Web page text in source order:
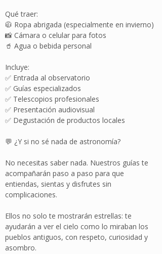
Qué traer:
🧥 Ropa abrigada (especialmente en invierno)
📸 Cámara o celular para fotos
🥤 Agua o bebida personal
Incluye:
✅ Entrada al observatorio
✅ Guías especializados
✅ Telescopios profesionales
✅ Presentación audiovisual
✅ Degustación de productos locales
💬 ¿Y si no sé nada de astronomía?
No necesitas saber nada. Nuestros guías te
acompañarán paso a paso para que
entiendas, sientas y disfrutes sin
complicaciones.
Ellos no solo te mostrarán estrellas: te
ayudarán a ver el cielo como lo miraban los
pueblos antiguos, con respeto, curiosidad y
asombro.